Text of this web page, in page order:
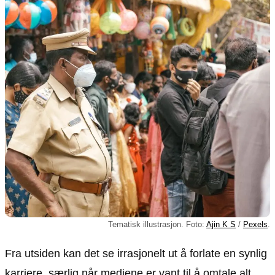
Tematisk illustrasjon. Foto: Ajin K S / Pexels.
Fra utsiden kan det se irrasjonelt ut å forlate en synlig